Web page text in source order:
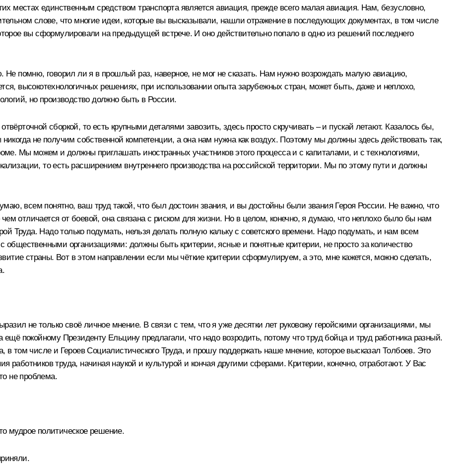
местах единственным средством транспорта является авиация, прежде всего малая авиация. Нам, безусловно,
слове, что многие идеи, которые вы высказывали, нашли отражение в последующих документах, в том числе
вы сформулировали на предыдущей встрече. И оно действительно попало в одно из решений последнего
Не помню, говорил ли я в прошлый раз, наверное, не мог не сказать. Нам нужно возрождать малую авиацию,
высокотехнологичных решениях, при использовании опыта зарубежных стран, может быть, даже и неплохо,
но производство должно быть в России.
сборкой, то есть крупными деталями завозить, здесь просто скручивать – и пускай летают. Казалось бы,
не получим собственной компетенции, а она нам нужна как воздух. Поэтому мы должны здесь действовать так,
Мы можем и должны приглашать иностранных участников этого процесса и с капиталами, и с технологиями,
то есть расширением внутреннего производства на российской территории. Мы по этому пути и должны
всем понятно, ваш труд такой, что был достоин звания, и вы достойны были звания Героя России. Не важно, что
чем отличается от боевой, она связана с риском для жизни. Но в целом, конечно, я думаю, что неплохо было бы нам
Труда. Надо только подумать, нельзя делать полную кальку с советского времени. Надо подумать, и нам всем
общественными организациями: должны быть критерии, ясные и понятные критерии, не просто за количество
страны. Вот в этом направлении если мы чёткие критерии сформулируем, а это, мне кажется, можно сделать,
не только своё личное мнение. В связи с тем, что я уже десятки лет руковожу геройскими организациями, мы
покойному Президенту Ельцину предлагали, что надо возродить, потому что труд бойца и труд работника разный.
в том числе и Героев Социалистического Труда, и прошу поддержать наше мнение, которое высказал Толбоев. Это
работников труда, начиная наукой и культурой и кончая другими сферами. Критерии, конечно, отработают. У Вас
не проблема.
мудрое политическое решение.